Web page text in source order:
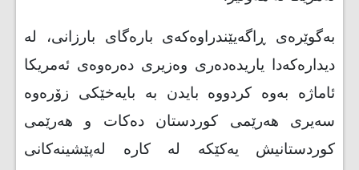
بەگوێرەی ڕاگەیێندراوەکەی بارەگای بارزانی، لە
دیدارەكەدا یاریدەدەری وەزیری دەرەوەی ئەمریكا
ئاماژە بەوە کردووە بایدن بە بایەخێكی زۆرەوە
سەیری هەرێمی كوردستان دەكات و هەرێمی
كوردستانیش یەكێكە لە کارە لەپێشینەکانی